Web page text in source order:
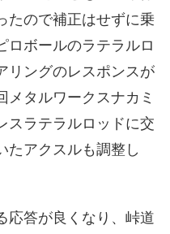
たので補正はせずに乗
ロボールのラテラルロ
リングのレスポンスが
メタルワークスナカミ
スラテラルロッドに交
たアクスルも調整し
応答が良くなり、峠道